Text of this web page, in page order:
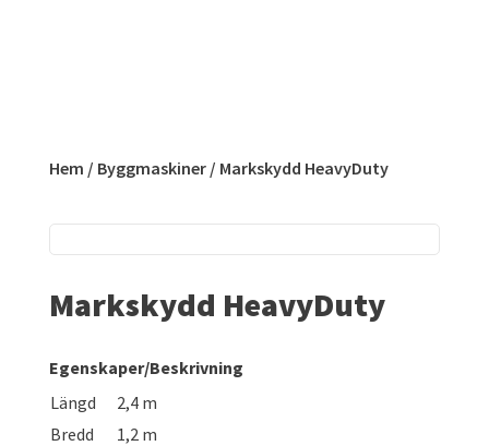
Hem / Byggmaskiner/ Markskydd HeavyDuty
Markskydd HeavyDuty
Egenskaper/Beskrivning
Längd
2,4 m
Bredd
1,2 m